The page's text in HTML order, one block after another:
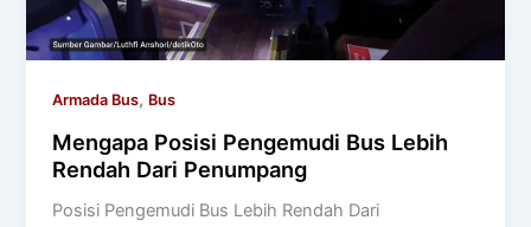
Armada Bus, Bus
Mengapa Posisi Pengemudi Bus Lebih
Rendah Dari Penumpang
Posisi Pengemudi Bus Lebih Rendah Dari